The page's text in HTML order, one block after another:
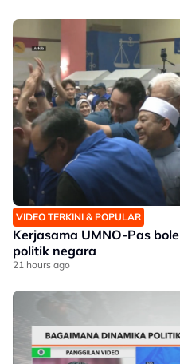
VIDEO TERKINI & POPULAR
Kerjasama UMNO-Pas
politik negara
21 hours ago